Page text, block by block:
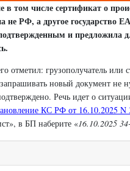
том числе сертификат о
не РФ, а другое государство
и
отметил: грузополучатель или
новый документ не
Речь идет о
КС РФ от 16.10.2025 N
в БП наберите «16.10.2025